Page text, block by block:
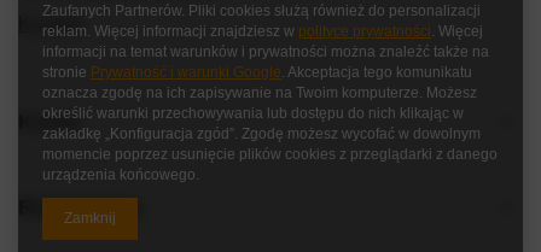
Kontakt
Konto
Regulaminy
Zaufanych Partnerów. Pliki cookies służą również do personalizacji
reklam. Więcej informacji znajdziesz w polityce prywatności. Więcej
informacji na temat warunków i prywatności można znaleźć także na
stronie Prywatność i warunki Google. Akceptacja tego komunikatu
oznacza zgodę na ich zapisywanie na Twoim komputerze. Możesz
określić warunki przechowywania lub dostępu do nich klikając w
zakładkę „Konfiguracja zgód”. Zgodę możesz wycofać w dowolnym
momencie poprzez usunięcie plików cookies z przeglądarki z danego
urządzenia końcowego.
Zamknij